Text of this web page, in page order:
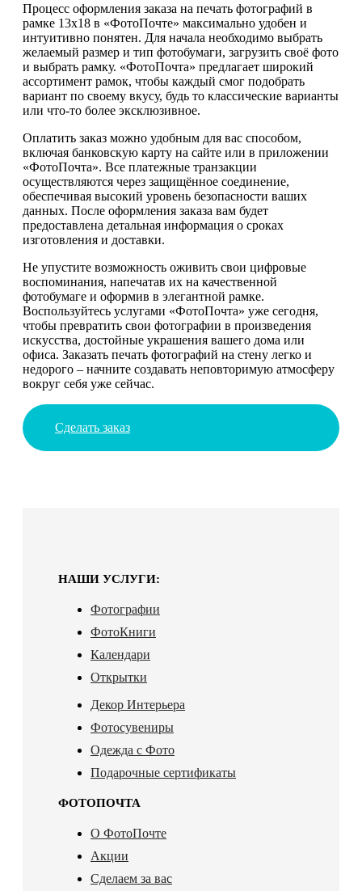
Процесс оформления заказа на печать фотографий в
рамке 13х18 в «ФотоПочте» максимально удобен и
интуитивно понятен. Для начала необходимо выбрать
желаемый размер и тип фотобумаги, загрузить своё фото
и выбрать рамку. «ФотоПочта» предлагает широкий
ассортимент рамок, чтобы каждый смог подобрать
вариант по своему вкусу, будь то классические варианты
или что-то более эксклюзивное.
Оплатить заказ можно удобным для вас способом,
включая банковскую карту на сайте или в приложении
«ФотоПочта». Все платежные транзакции
осуществляются через защищённое соединение,
обеспечивая высокий уровень безопасности ваших
данных. После оформления заказа вам будет
предоставлена детальная информация о сроках
изготовления и доставки.
Не упустите возможность оживить свои цифровые
воспоминания, напечатав их на качественной
фотобумаге и оформив в элегантной рамке.
Воспользуйтесь услугами «ФотоПочта» уже сегодня,
чтобы превратить свои фотографии в произведения
искусства, достойные украшения вашего дома или
офиса. Заказать печать фотографий на стену легко и
недорого – начните создавать неповторимую атмосферу
вокруг себя уже сейчас.
Сделать заказ
НАШИ УСЛУГИ:
Фотографии
ФотоКниги
Календари
Открытки
Декор Интерьера
Фотосувениры
Одежда с Фото
Подарочные сертификаты
ФОТОПОЧТА
О ФотоПочте
Акции
Сделаем за вас